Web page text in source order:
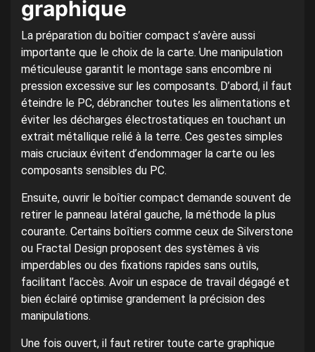
graphique
La préparation du boîtier compact s’avère aussi
importante que le choix de la carte. Une manipulation
méticuleuse garantit le montage sans encombre ni
pression excessive sur les composants. D’abord, il faut
éteindre le PC, débrancher toutes les alimentations et
éviter les décharges électrostatiques en touchant un
extrait métallique relié à la terre. Ces gestes simples
mais cruciaux évitent d’endommager la carte ou les
composants sensibles du PC.
Ensuite, ouvrir le boîtier compact demande souvent de
retirer le panneau latéral gauche, la méthode la plus
courante. Certains boîtiers comme ceux de Silverstone
ou Fractal Design proposent des systèmes à vis
imperdables ou des fixations rapides sans outils,
facilitant l’accès. Avoir un espace de travail dégagé et
bien éclairé optimise grandement la précision des
manipulations.
Une fois ouvert, il faut retirer toute carte graphique